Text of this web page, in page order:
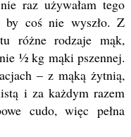
raz używałam tego
by coś nie wyszło. Z
różne rodzaje mąk,
½ kg mąki pszennej.
– z mąką żytnią,
i za każdym razem
cudo, więc pełna